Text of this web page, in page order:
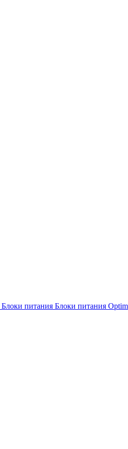
Блоки питания Блоки питания Optim